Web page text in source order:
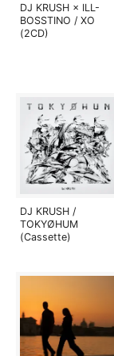
DJ KRUSH × ILL-
BOSSTINO / XO
(2CD)
DJ KRUSH /
TOKYØHUM
(Cassette)